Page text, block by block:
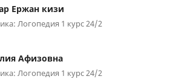
Ержан кизи
Логопедия 1 курс 24/2
Афизовна
Логопедия 1 курс 24/2